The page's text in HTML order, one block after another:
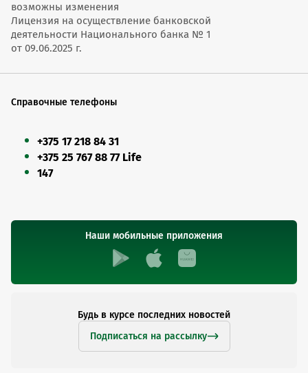
возможны изменения
Лицензия на осуществление банковской
деятельности Национального банка № 1
от 09.06.2025 г.
Справочные телефоны
+375 17 218 84 31
+375 25 767 88 77 Life
147
Наши мобильные приложения
Будь в курсе последних новостей
Подписаться на рассылку